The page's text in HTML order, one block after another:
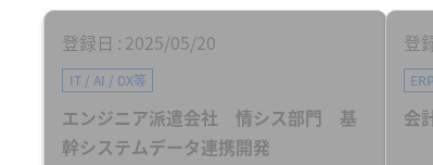
登録日 2025/05/20
IT / AI / DX等
エンジニア派遣会社 情シス部門 基
幹システムデータ連携開発
登
会